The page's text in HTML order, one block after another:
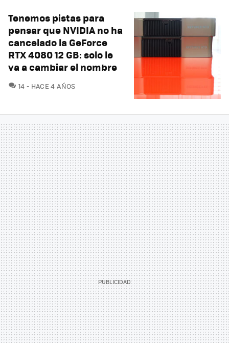
Tenemos pistas para
pensar que NVIDIA no ha
cancelado la GeForce
RTX 4080 12 GB: solo le
va a cambiar el nombre
14 COMENTARIOS
HACE 4 AÑOS